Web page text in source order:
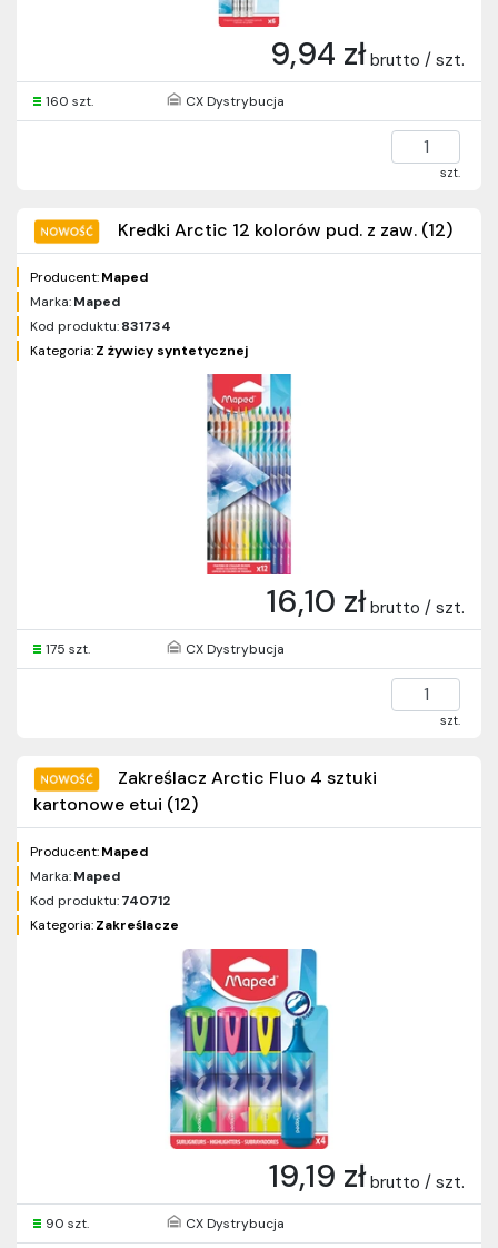
9,94 zł brutto / szt.
160 szt. CX Dystrybucja
szt.
Kredki Arctic 12 kolorów pud. z zaw. (12)
Producent:Maped
Marka:Maped
Kod produktu:831734
Kategoria:Z żywicy syntetycznej
16,10 zł brutto / szt.
175 szt. CX Dystrybucja
szt.
Zakreślacz Arctic Fluo 4 sztuki
kartonowe etui (12)
Producent:Maped
Marka:Maped
Kod produktu:740712
Kategoria:Zakreślacze
19,19 zł brutto / szt.
90 szt. CX Dystrybucja